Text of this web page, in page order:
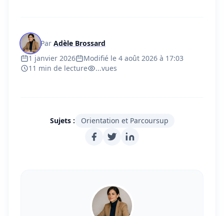
Par Adèle Brossard
1 janvier 2026
Modifié le 4 août 2026 à 17:03
11 min de lecture
...vues
Sujets : Orientation et Parcoursup